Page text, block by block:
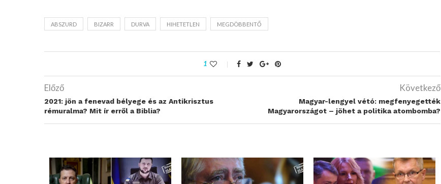
ABSZURD BIZARR DURVA HIHETETLEN MEGDÖBBENTŐ
1
Előző
2021: jön a fenevad bélyege és az Antikrisztus
rémuralma? Mit ír erről a Biblia?
Következő
Magyar-lengyel vétó: megfenyegették
Magyarországot – jöhet a politika atombomba?